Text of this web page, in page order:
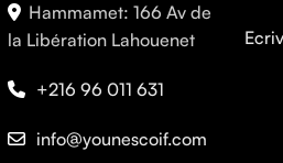
Hammamet: 166 Av de
la Libération Lahouenet
+216 96 011 631
info@younescoif.com